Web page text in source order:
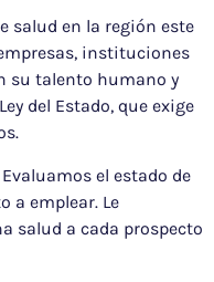
salud en la región este
instituciones
su talento humano y
del Estado, que exige
Evaluamos el estado de
a emplear. Le
salud a cada prospecto